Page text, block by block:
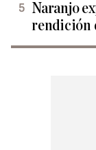
Naranjo
rendición